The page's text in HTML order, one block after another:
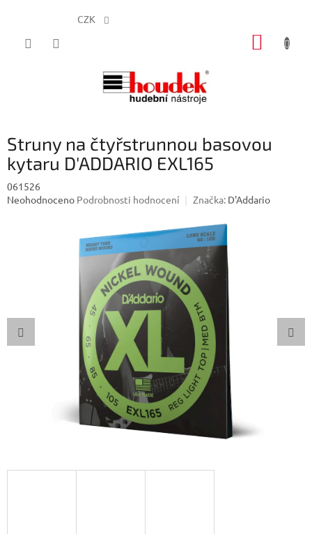
CZK
Struny na čtyřstrunnou basovou
kytaru D'ADDARIO EXL165
061526
Průměrné
Neohodnoceno Podrobnosti hodnocení Značka: D'Addario